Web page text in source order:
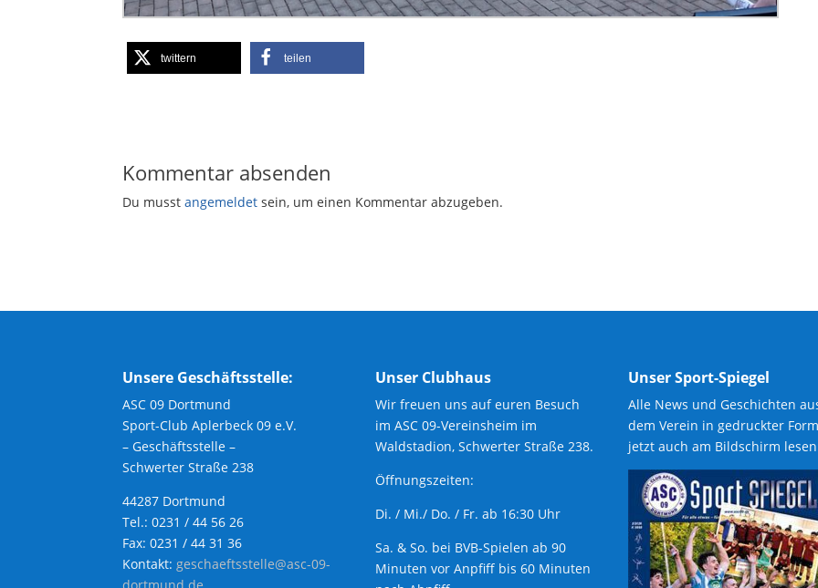
twittern teilen
Kommentar absenden
Du musstangemeldet sein, um einen Kommentar abzugeben.
Unsere Geschäftsstelle:
ASC 09 Dortmund
Sport-Club Aplerbeck 09 e.V.
– Geschäftsstelle –
Schwerter Straße 238
44287 Dortmund
Tel.: 0231 / 44 56 26
Fax: 0231 / 44 31 36
Kontakt: geschaeftsstelle@asc-09-
dortmund.de
Unser Clubhaus
Wir freuen uns auf euren Besuch
im ASC 09-Vereinsheim im
Waldstadion, Schwerter Straße 238.
Öffnungszeiten:
Di. / Mi./ Do. / Fr. ab 16:30 Uhr
Sa. & So. bei BVB-Spielen ab 90
Minuten vor Anpfiff bis 60 Minuten
Unser Sport-Spiegel
Alle News und Geschichten
dem Verein in gedruckter
jetzt auch am Bildschirm